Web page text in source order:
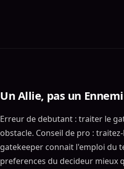
Un Allie, pas un Ennemi
Erreur de debutant : traiter le
obstacle. Conseil de pro :
gatekeeper connait l'emploi du
preferences du decideur mieux